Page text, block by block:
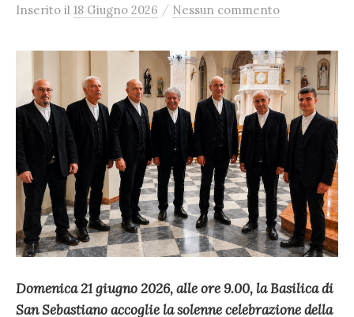
Inserito il 18 Giugno 2026 / Nessun commento
Domenica 21 giugno 2026, alle ore 9.00, la Basilica di
San Sebastiano accoglie la solenne celebrazione della